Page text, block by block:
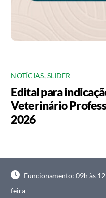
NOTÍCIAS,SLIDER
Edital para
Veterinário
2026
Funcionamento: 09h às
feira